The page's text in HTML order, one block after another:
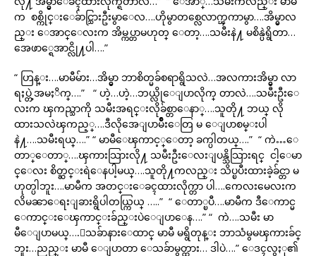
က စစ္ကိုင္းေခ်ာင္သြားဦးမွာေလ….ဟိုမွာတစ္လေလာက္ၾကာမွာ….အိမ္မွာလ
ည္း ေအာင္ေလးက အိမ္ကပ္တာမဟုတ္ ေတာ့….သမီးနဲ႔ မစိန္ပဲရွိတာ…
အေဖာ္ရေအာင္လို႔ပါ….”
“ ဟြန္း….မာမီမ်ား…အိမ္မွာ ဘာစိတ္မခ်စရာရွိသလဲ…အလကားအိမ္မွာ လာ
ရႈပ္တဲ့အမႈိက္….” “ ဟဲ့…ဟဲ့…ဘယ္လိုေျပာလိုက္ တာလဲ….သမီးဦးေ
လးက ၾကည္သာကို သမီးအရင္းလိုခ်စ္တာေနာ္….သူတို႔ ဘယ္ လို
ထားသလဲၾကည့္….ဒီလိုအေျပာမ်ိဳးေတြ မ ေျပာစမ္းပါ
နဲ႔….သမီးရယ္….” “ မာမီေၾကာင့္ေတာ့ ခက္ပါတယ္….” “ ကဲ…ေ
တာ္ေတာ္….ၾကားသြားလို႔ သမီးဦးေလးျပန္သိသြားရင္ ငါ့ေမာ
င္ေလး စိတ္ဆင္းရဲေနပါ့မယ္….သူတို႔ကလည္း သိပ္ၿပီးထားခဲ့ခ်င္တာ မ
ဟုတ္ပါဘူး….မာမီက အတင္းေခၚထားလိုက္တာ ပါ….ကေလးမေလးက
လိမၼာေရးျခားရွိပါတယ္ကြယ္ …..” “ ေတာ္ၿပီ….မာမီက ဒီေကာင္မ
ေကာင္းေၾကာင္းခ်ည္းပဲေျပာေန….” “ ကဲ….သမီး မာ
မီေျပာမယ္….ေသခ်ာနားေထာင္ မာမီ မရွိတုန္း ဘာသံမွမၾကားခ်င္
ဘူး…ညည္း မာမီ ေျပာတာ ေသခ်ာမွတ္ထား… ဒါပဲ….” ေဒၚလွႏု၏